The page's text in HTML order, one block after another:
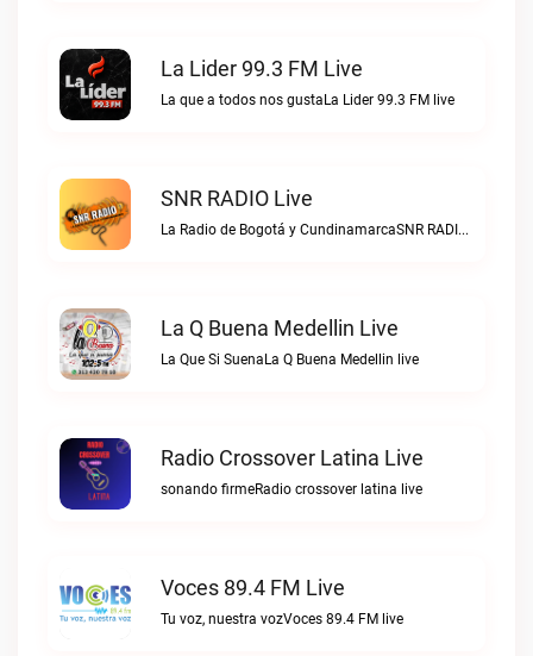
La Lider 99.3 FM Live
La que a todos nos gustaLa Lider 99.3 FM live
SNR RADIO Live
La Radio de Bogotá y CundinamarcaSNR RADIO live
La Q Buena Medellin Live
La Que Si SuenaLa Q Buena Medellin live
Radio Crossover Latina Live
sonando firmeRadio crossover latina live
Voces 89.4 FM Live
Tu voz, nuestra vozVoces 89.4 FM live